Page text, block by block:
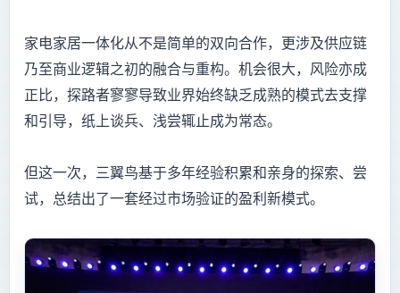
家电家居一体化从不是简单的双向合作，更涉及供应链
乃至商业逻辑之初的融合与重构。机会很大，风险亦成
正比，探路者寥寥导致业界始终缺乏成熟的模式去支撑
和引导，纸上谈兵、浅尝辄止成为常态。
但这一次，三翼鸟基于多年经验积累和亲身的探索、尝
试，总结出了一套经过市场验证的盈利新模式。